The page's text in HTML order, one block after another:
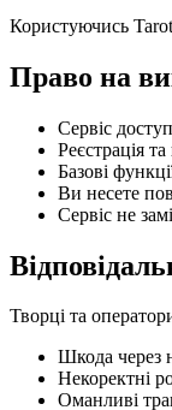
Користуючись
Право на
Сервіс
Реєстрація
Базові
Ви несете
Сервіс не
Творці та
Шкода через
Некоректні
Оманливі